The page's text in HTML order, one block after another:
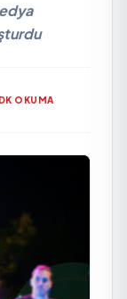
OKUMA